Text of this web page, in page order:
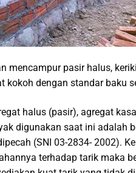
pasir halus,
dengan standar baku
halus (pasir), agregat
digunakan saat ini adalah
(SNI 03-2834- 2002).
terhadap tarik maka